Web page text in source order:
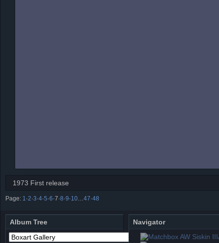
1973 First release
Page: 1 ·2·3·4·5·6·7·8·9·10 47·48
Album Tree Navigator